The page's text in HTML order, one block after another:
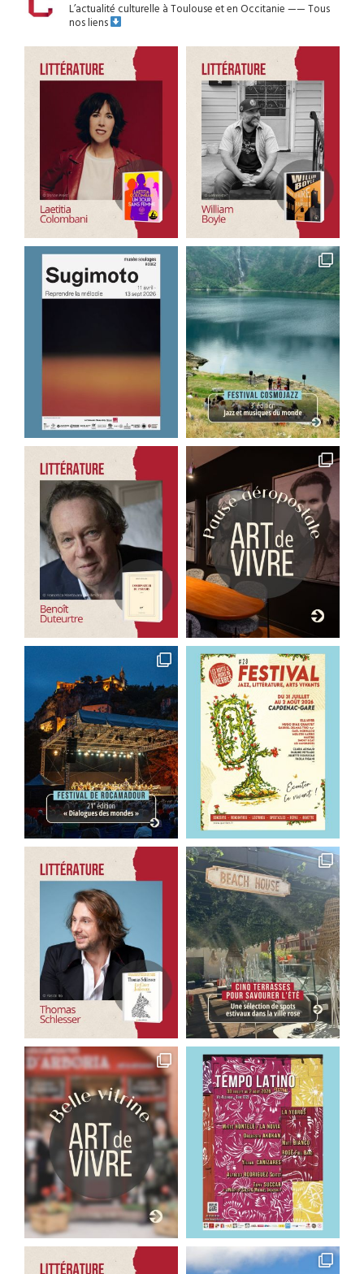
L’actualité culturelle à Toulouse et en Occitanie——Tous
nos liens